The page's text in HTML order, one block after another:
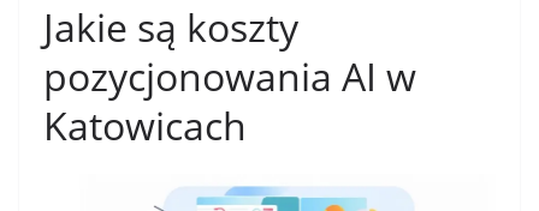
Jakie są koszty
pozycjonowania AI w
Katowicach